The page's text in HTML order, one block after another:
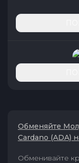
Обменяйте
Cardano (ADA)
Обменивайте